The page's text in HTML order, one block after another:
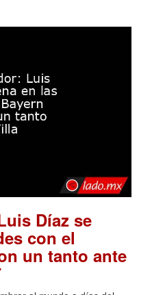
Díaz se
con el
un tanto ante